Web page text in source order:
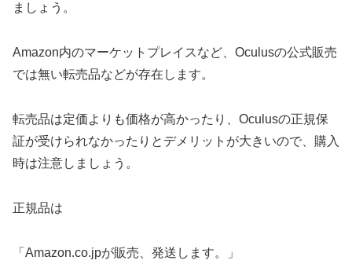
ましょう。
Amazon内のマーケットプレイスなど、Oculusの公式販売
では無い転売品などが存在します。
転売品は定価よりも価格が高かったり、Oculusの正規保
証が受けられなかったりとデメリットが大きいので、購入
時は注意しましょう。
正規品は
「Amazon.co.jpが販売、発送します。」